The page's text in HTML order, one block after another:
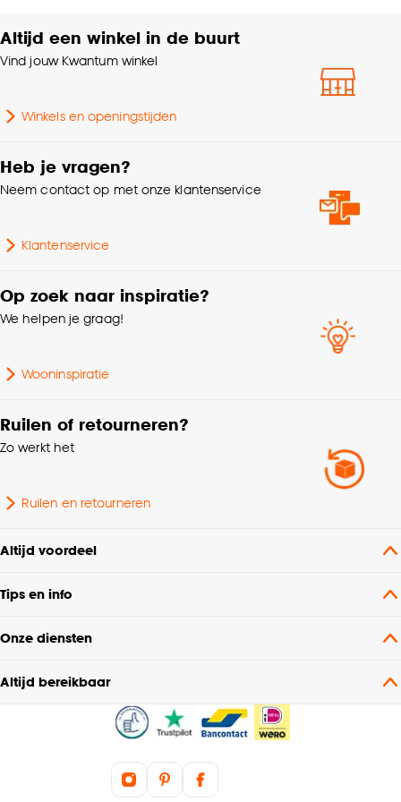
klikken.
Goed om te weten is dat je deze keuze altijd nog
cookieverklaring.
Krimptolerantie 3%
Scandinavisch, Japandi,
Retourplooi dubbel,
Ringgordijn, Spangordijn,
Mogelijkheden
Roedegordijn,
Vouwgordijn,
Wavegordijn, Embrasse,
Altijd een winkel in de buurt
Vind jouw Kwantum winkel
Winkels en openingstijden
Heb je vragen?
Neem contact op met onze klantenservice
Klantenservice
Op zoek naar inspiratie?
We helpen je graag!
Wooninspiratie
Ruilen of retourneren?
Zo werkt het
Ruilen en retourneren
Altijd voordeel
Tips en info
Onze diensten
Altijd bereikbaar